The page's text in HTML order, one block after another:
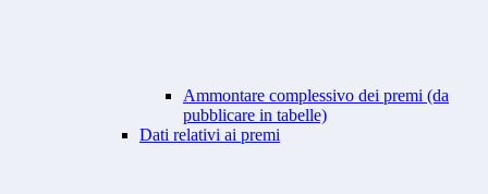
Ammontare complessivo dei premi (da
pubblicare in tabelle)
Dati relativi ai premi